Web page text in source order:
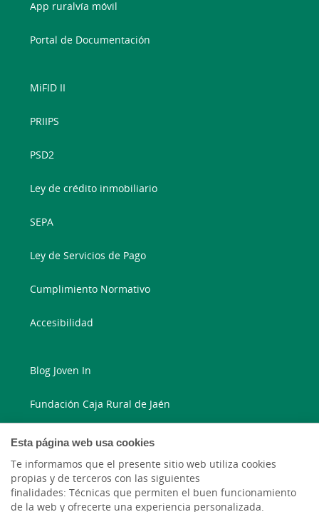
Esta página web usa cookies
Te informamos que el presente sitio web utiliza cookies
propias y de terceros con las siguientes
finalidades: Técnicas que permiten el buen funcionamiento
de la web y ofrecerte una experiencia personalizada.
App ruralvía móvil
Portal de Documentación
MiFID II
PRIIPS
PSD2
Ley de crédito inmobiliario
SEPA
Ley de Servicios de Pago
Cumplimiento Normativo
Accesibilidad
Blog Joven In
Fundación Caja Rural de Jaén
Blog Ruralvía
LinkedIn
Instagram